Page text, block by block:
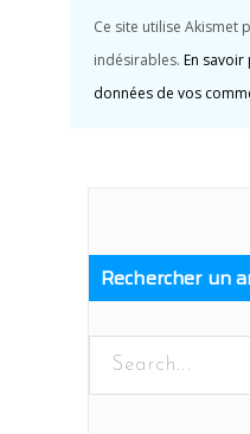
Ce site utilise Akismet
indésirables. En
données de vos
Rechercher un
Search